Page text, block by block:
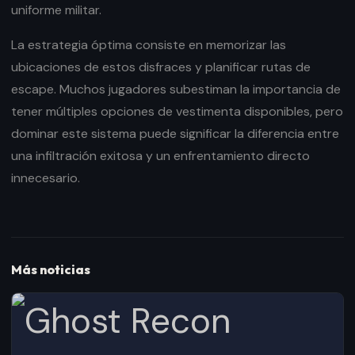
uniforme militar.
La estrategia óptima consiste en memorizar las
ubicaciones de estos disfraces y planificar rutas de
escape. Muchos jugadores subestiman la importancia de
tener múltiples opciones de vestimenta disponibles, pero
dominar este sistema puede significar la diferencia entre
una infiltración exitosa y un enfrentamiento directo
innecesario.
Más noticias